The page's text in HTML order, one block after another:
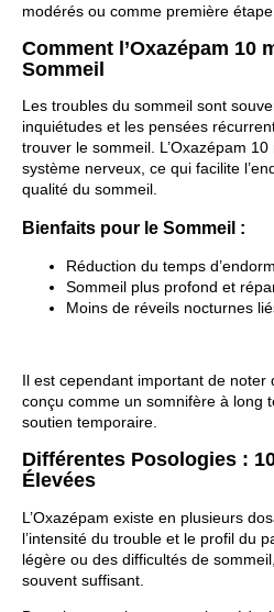
modérés ou comme première
Comment l’Oxazépam 10
Sommeil
Les troubles du sommeil sont
inquiétudes et les pensées
trouver le sommeil. L’Oxazépam
système nerveux, ce qui facilite
qualité du sommeil.
Bienfaits pour le Sommeil :
Réduction du temps
Sommeil plus profond et
Moins de réveils nocturnes
Il est cependant important de noter
conçu comme un somnifère à long
soutien temporaire.
Différentes Posologies :
Élevées
L’Oxazépam existe en plusieurs
l’intensité du trouble et le profil du
légère ou des difficultés de
souvent suffisant.